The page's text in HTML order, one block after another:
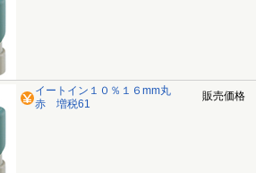
イートイン１０％１６mm丸
赤 増税61
販売価格